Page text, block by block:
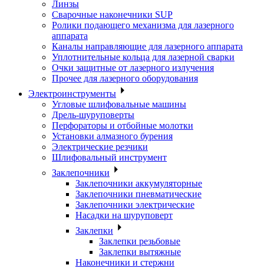
Линзы
Сварочные наконечники SUP
Ролики подающего механизма для лазерного
аппарата
Каналы направляющие для лазерного аппарата
Уплотнительные кольца для лазерной сварки
Очки защитные от лазерного излучения
Прочее для лазерного оборудования
Электроинструменты
Угловые шлифовальные машины
Дрель-шуруповерты
Перфораторы и отбойные молотки
Установки алмазного бурения
Электрические резчики
Шлифовальный инструмент
Заклепочники
Заклепочники аккумуляторные
Заклепочники пневматические
Заклепочники электрические
Насадки на шуруповерт
Заклепки
Заклепки резьбовые
Заклепки вытяжные
Наконечники и стержни